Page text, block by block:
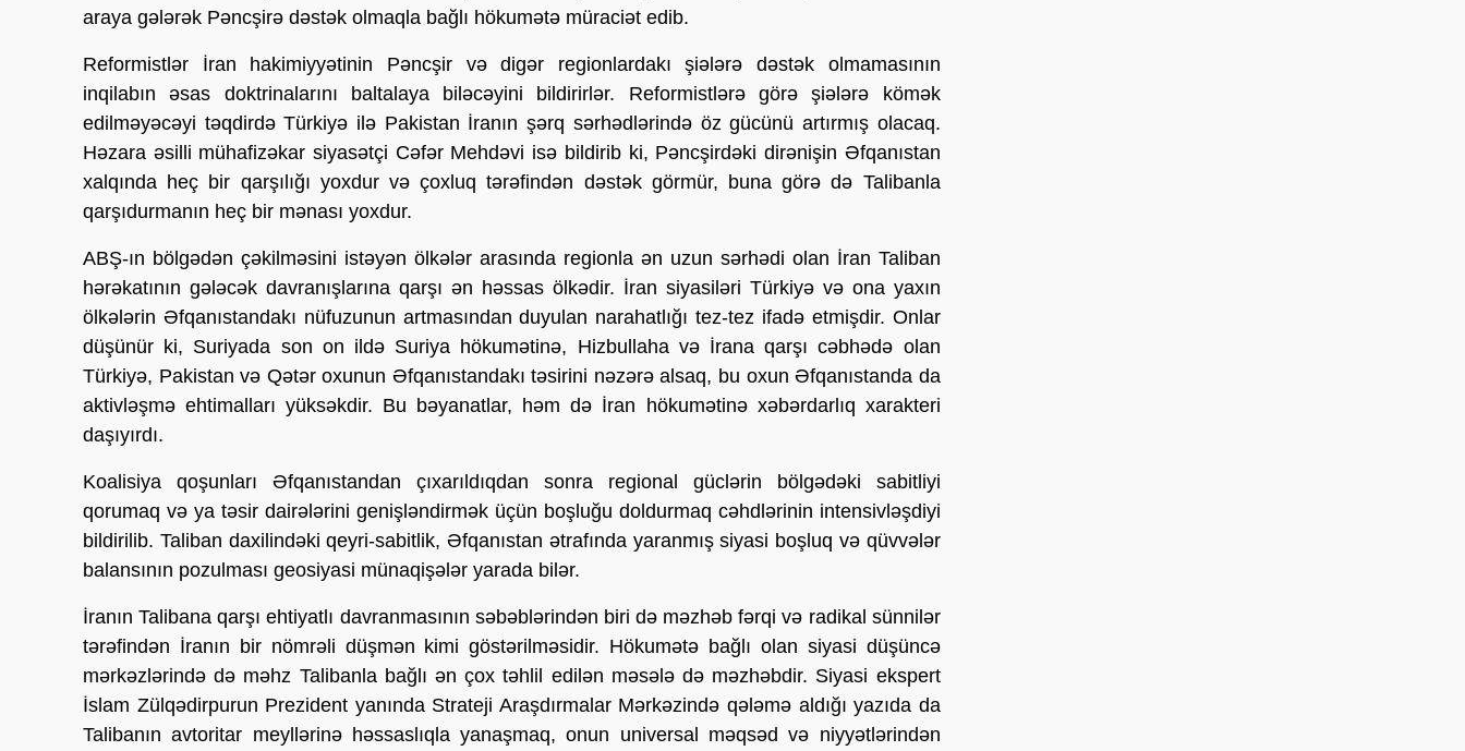
araya gələrək Pəncşirə dəstək olmaqla bağlı hökumətə müraciət edib.
Reformistlər İran hakimiyyətinin Pəncşir və digər regionlardakı şiələrə dəstək olmamasının
inqilabın əsas doktrinalarını baltalaya biləcəyini bildirirlər. Reformistlərə görə şiələrə kömək
edilməyəcəyi təqdirdə Türkiyə ilə Pakistan İranın şərq sərhədlərində öz gücünü artırmış olacaq.
Həzara əsilli mühafizəkar siyasətçi Cəfər Mehdəvi isə bildirib ki, Pəncşirdəki dirənişin Əfqanıstan
xalqında heç bir qarşılığı yoxdur və çoxluq tərəfindən dəstək görmür, buna görə də Talibanla
qarşıdurmanın heç bir mənası yoxdur.
ABŞ-ın bölgədən çəkilməsini istəyən ölkələr arasında regionla ən uzun sərhədi olan İran Taliban
hərəkatının gələcək davranışlarına qarşı ən həssas ölkədir. İran siyasiləri Türkiyə və ona yaxın
ölkələrin Əfqanıstandakı nüfuzunun artmasından duyulan narahatlığı tez-tez ifadə etmişdir. Onlar
düşünür ki, Suriyada son on ildə Suriya hökumətinə, Hizbullaha və İrana qarşı cəbhədə olan
Türkiyə, Pakistan və Qətər oxunun Əfqanıstandakı təsirini nəzərə alsaq, bu oxun Əfqanıstanda da
aktivləşmə ehtimalları yüksəkdir. Bu bəyanatlar, həm də İran hökumətinə xəbərdarlıq xarakteri
daşıyırdı.
Koalisiya qoşunları Əfqanıstandan çıxarıldıqdan sonra regional güclərin bölgədəki sabitliyi
qorumaq və ya təsir dairələrini genişləndirmək üçün boşluğu doldurmaq cəhdlərinin intensivləşdiyi
bildirilib. Taliban daxilindəki qeyri-sabitlik, Əfqanıstan ətrafında yaranmış siyasi boşluq və qüvvələr
balansının pozulması geosiyasi münaqişələr yarada bilər.
İranın Talibana qarşı ehtiyatlı davranmasının səbəblərindən biri də məzhəb fərqi və radikal sünnilər
tərəfindən İranın bir nömrəli düşmən kimi göstərilməsidir. Hökumətə bağlı olan siyasi düşüncə
mərkəzlərində də məhz Talibanla bağlı ən çox təhlil edilən məsələ də məzhəbdir. Siyasi ekspert
İslam Zülqədirpurun Prezident yanında Strateji Araşdırmalar Mərkəzində qələmə aldığı yazıda da
Talibanın avtoritar meyllərinə həssaslıqla yanaşmaq, onun universal məqsəd və niyyətlərindən